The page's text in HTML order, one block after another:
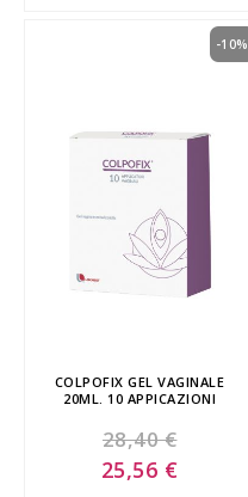
COLPOFIX GEL VAGINALE
20ML. 10 APPICAZIONI
28,40 €
-10%
Special
Price
25,56 €